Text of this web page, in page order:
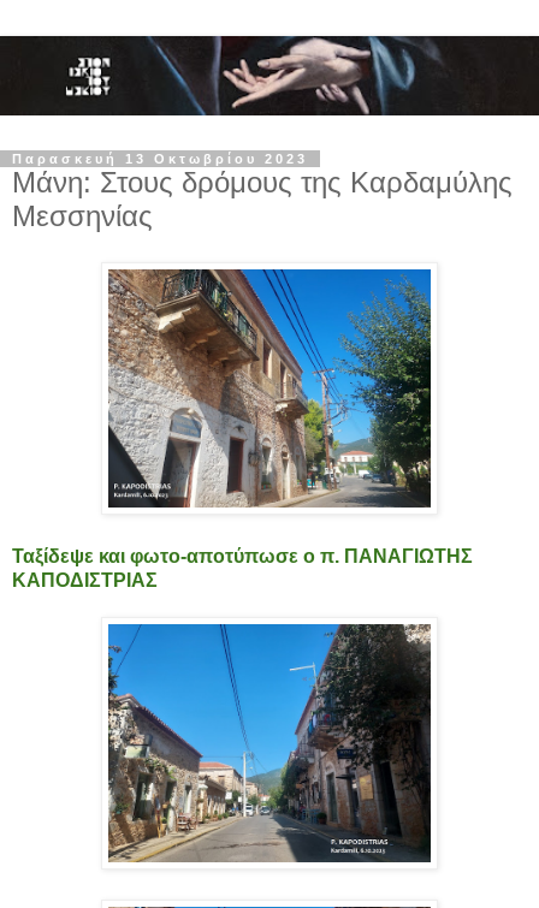
Παρασκευή 13 Οκτωβρίου 2023
Μάνη: Στους δρόμους της Καρδαμύλης
Μεσσηνίας
Ταξίδεψε και φωτο-αποτύπωσε ο π. ΠΑΝΑΓΙΩΤΗΣ
ΚΑΠΟΔΙΣΤΡΙΑΣ